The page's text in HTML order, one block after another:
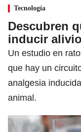
Tecnología
Descubren
inducir
Un estudio en
que hay un
analgesia
animal.